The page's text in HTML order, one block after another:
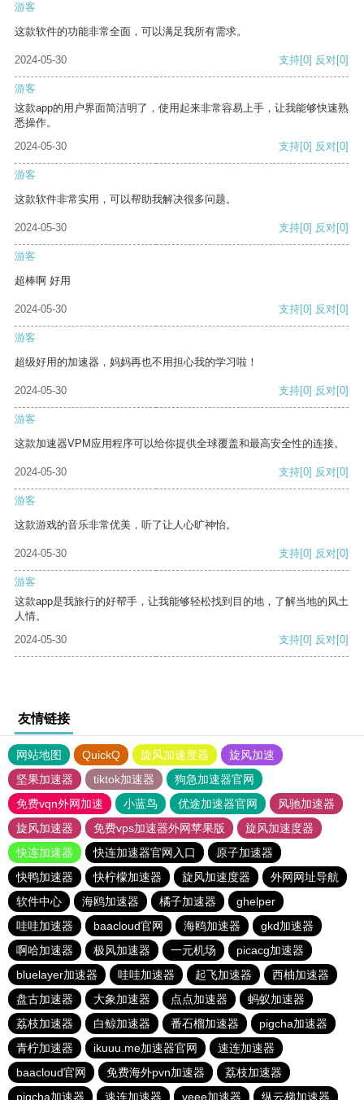
游客
这款软件的功能非常全面，可以满足我所有需求。
2024-05-30 支持[0] 反对[0]
游客
这款app的用户界面简洁明了，使用起来非常容易上手，让我能够快速熟
悉操作。
2024-05-30
支持[0] 反对[0]
游客
这款软件非常实用，可以帮助我解决很多问题。
2024-05-30 支持[0] 反对[0]
游客
超棒啊 好用
2024-05-30 支持[0] 反对[0]
游客
超级好用的加速器，妈妈再也不用担心我的学习啦！
2024-05-30 支持[0] 反对[0]
游客
这款加速器VPM应用程序可以给你提供全球覆盖和最高安全性的连接。
2024-05-30 支持[0] 反对[0]
游客
这款游戏的音乐非常优美，听了让人心旷神怡。
2024-05-30 支持[0] 反对[0]
游客
这款app是我旅行的好帮手，让我能够轻松找到目的地，了解当地的风土
人情。
2024-05-30
支持[0] 反对[0]
友情链接
网站地图 QuickQ 旋风加速度器
旋风加速
坚果加速器
tiktok加速器
狗急加速器官网
免费vqn外网加速
小蓝鸟 优途加速器官网
风驰加速器
旋风加速器
免费vps加速器外网苹果版
旋风加速度器
快连加速器
快连加速器官网入口
原子加速器
快鸭加速器
快柠檬加速器 旋风加速度器
外网网址导航
软件中心
海鸥加速器 橘子加速器
ghelper
哇哇加速器
baacloud官网 海鸥加速器
gkd加速器
啊哈加速器
极风加速器 一元机场
picacg加速器
bluelayer加速器
哇哇加速器 起飞加速器
西柚加速器
盘古加速器
大象加速器 点点加速器
蚂蚁加速器
荔枝加速器
白鲸加速器 番石榴加速器
pigcha加速器
青柠加速器
ikuuu.me加速器官网
速连加速器
baacloud官网
免费海外pvn加速器
荔枝加速器
pigcha加速器
速连加速器 veee加速器 纵云梯加速器